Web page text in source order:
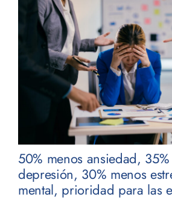
50% menos ansiedad,
depresión, 30% menos
mental, prioridad para las